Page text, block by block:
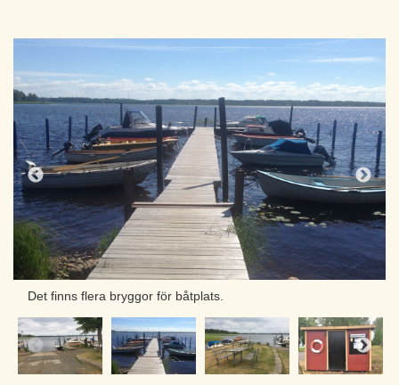
Det finns flera bryggor för båtplats.